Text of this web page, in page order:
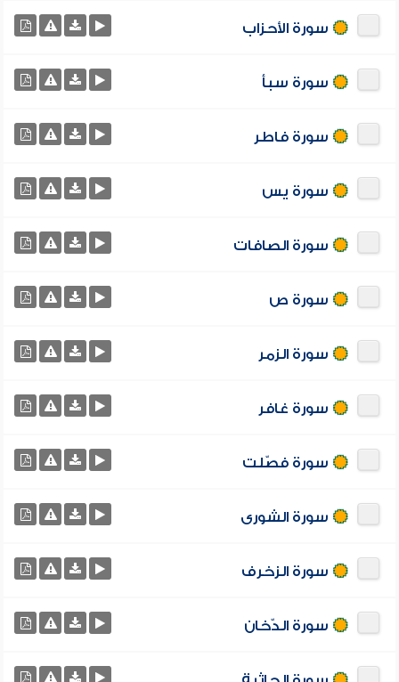
سورة الأحزاب
سورة سبأ
سورة فاطر
سورة يس
سورة الصافات
سورة ص
سورة الزمر
سورة غافر
سورة فصّلت
سورة الشورى
سورة الزخرف
سورة الدّخان